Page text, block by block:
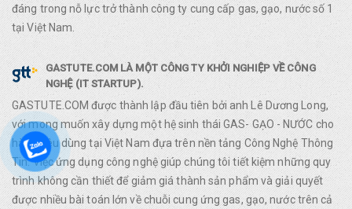
đáng trong nỗ lực trở thành công ty cung cấp gas, gạo, nước số 1
tại Việt Nam.
GASTUTE.COM LÀ MỘT CÔNG TY KHỞI NGHIỆP VỀ CÔNG
NGHỆ (IT STARTUP).
GASTUTE.COM được thành lập đầu tiên bởi anh Lê Dương Long,
với mong muốn xây dựng một hệ sinh thái GAS- GẠO - NƯỚC cho
hàng tiêu dùng tại Việt Nam đựa trên nền tảng Công Nghệ Thông
Tin. Việc ứng dụng công nghệ giúp chúng tôi tiết kiệm những quy
trình không cần thiết để giảm giá thành sản phẩm và giải quyết
được nhiều bài toán lớn về chuỗi cung ứng gas, gạo, nước trên cả